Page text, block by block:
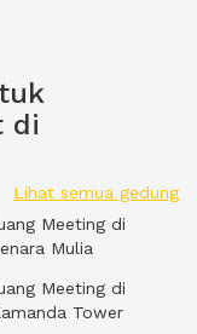
di
Lihat semua gedung
Meeting di
Mulia
Meeting di
Tower